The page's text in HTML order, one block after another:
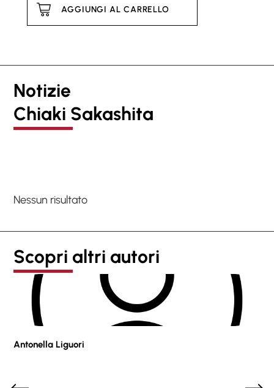
AGGIUNGI AL CARRELLO
Notizie
Chiaki Sakashita
Nessun risultato
Scopri altri autori
Antonella Liguori